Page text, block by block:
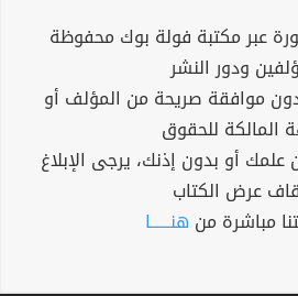
عبر مكتبة فولة بوك محفوظة
ودور النشر
موافقة صريحة من المؤلف أو
المالكة للحقوق
أو بدون إذنك، يرجى الإبلاغ
عرض الكتاب
مباشرة من هنــــــا